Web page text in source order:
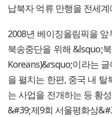
납북자 억류 만행을 전세
2008년 베이징올림픽을
북송중단을 위해 &lsquo;
Koreans)&rsquo;이라는
을 펼치는 한편, 중국 내
는 사업을 전개하는 등 황
&#39;제9회 서울평화상